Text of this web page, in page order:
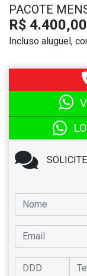
PACOTE
R$ 4.400,00
Incluso aluguel,